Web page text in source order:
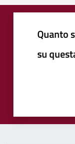
Quanto
su